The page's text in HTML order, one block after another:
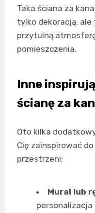
Taka ściana za
tylko dekoracją,
przytulną
pomieszczenia.
Inne
ścianę za
Oto kilka
Cię zainspirować
przestrzeni:
Mural lub